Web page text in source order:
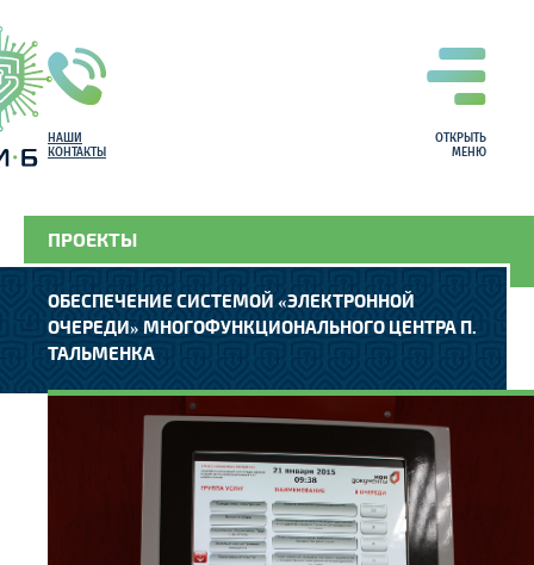
ОТКРЫТЬ
МЕНЮ
НАШИ
КОНТАКТЫ
ПРОЕКТЫ
ОБЕСПЕЧЕНИЕ СИСТЕМОЙ «ЭЛЕКТРОННОЙ
ОЧЕРЕДИ» МНОГОФУНКЦИОНАЛЬНОГО ЦЕНТРА П.
ТАЛЬМЕНКА